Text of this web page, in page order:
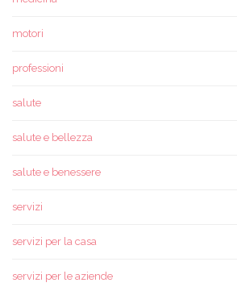
motori
professioni
salute
salute e bellezza
salute e benessere
servizi
servizi per la casa
servizi per le aziende